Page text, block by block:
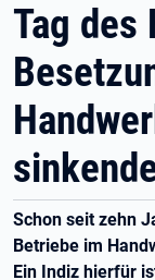
Tag des
Schon seit zehn
Betriebe im
Ein Indiz hierfür